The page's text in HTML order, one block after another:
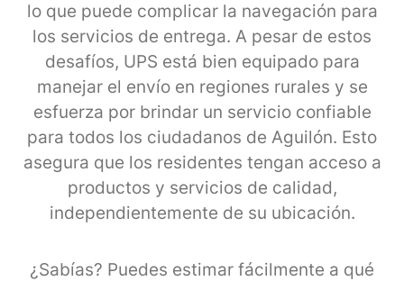
lo que puede complicar la navegación para
los servicios de entrega. A pesar de estos
desafíos, UPS está bien equipado para
manejar el envío en regiones rurales y se
esfuerza por brindar un servicio confiable
para todos los ciudadanos de Aguilón. Esto
asegura que los residentes tengan acceso a
productos y servicios de calidad,
independientemente de su ubicación.
¿Sabías? Puedes estimar fácilmente a qué